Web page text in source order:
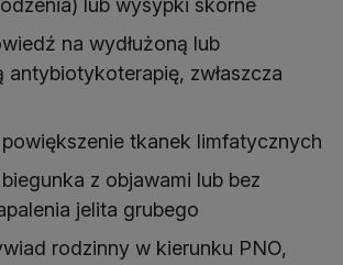
lub wysypki skórne
na wydłużoną lub
antybiotykoterapię, zwłaszcza
powiększenie tkanek limfatycznych
biegunka z objawami lub bez
jelita grubego
rodzinny w kierunku PNO,